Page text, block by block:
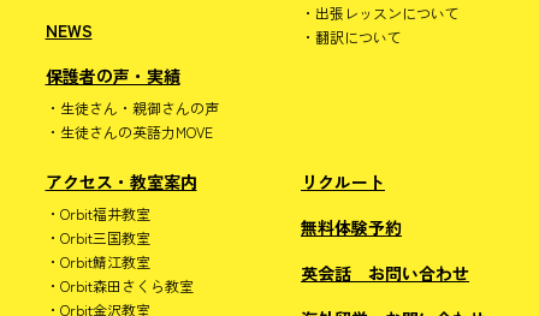
NEWS
保護者の声・実績
生徒さん・親御さんの声
生徒さんの英語力MOVE
出張レッスンについて
翻訳について
アクセス・教室案内
Orbit福井教室
Orbit三国教室
Orbit鯖江教室
Orbit森田さくら教室
Orbit金沢教室
リクルート
無料体験予約
英会話 お問い合わせ